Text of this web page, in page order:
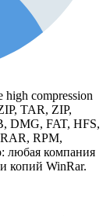
compression
TAR, ZIP,
DMG, FAT, HFS,
RPM,
любая компания
копий WinRar.